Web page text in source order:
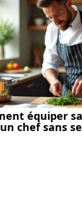
équiper
chef sans